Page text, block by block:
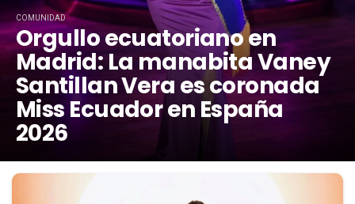
COMUNIDAD
Orgullo ecuatoriano en
Madrid: La manabita Vaney
Santillan Vera es coronada
Miss Ecuador en España
2026